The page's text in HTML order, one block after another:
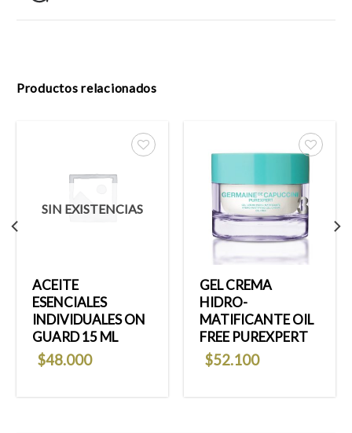
Productos relacionados
lista
SIN EXISTENCIAS
ACEITE
ESENCIALES
INDIVIDUALES ON
GUARD 15 ML
$48.000
Añadir
a la
lista
de
deseos
GEL CREMA
HIDRO-
MATIFICANTE OIL
FREE PUREXPERT
$52.100